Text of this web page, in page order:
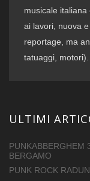
musicale
ai lavori, nuova
reportage, ma
tatuaggi, motori).
ULTIMI
PUNKABBERGHEM
BERGAMO
PUNK ROCK